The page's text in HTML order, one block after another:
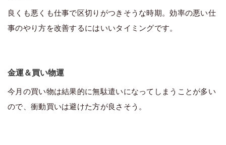
良くも悪くも仕事で区切りがつきそうな時期。効率の悪い仕
事のやり方を改善するにはいいタイミングです。
金運＆買い物運
今月の買い物は結果的に無駄遣いになってしまうことが多い
ので、衝動買いは避けた方が良さそう。